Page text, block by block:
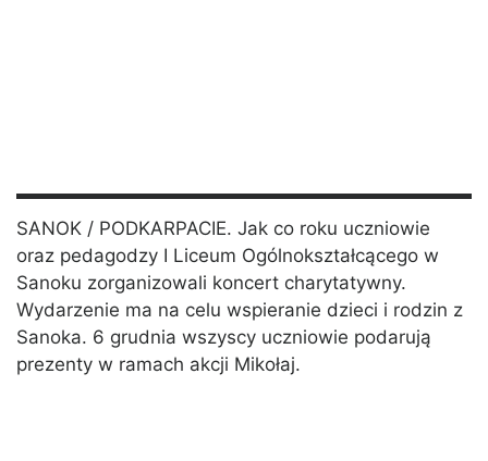
SANOK / PODKARPACIE. Jak co roku uczniowie
oraz pedagodzy I Liceum Ogólnokształcącego w
Sanoku zorganizowali koncert charytatywny.
Wydarzenie ma na celu wspieranie dzieci i rodzin z
Sanoka. 6 grudnia wszyscy uczniowie podarują
prezenty w ramach akcji Mikołaj.